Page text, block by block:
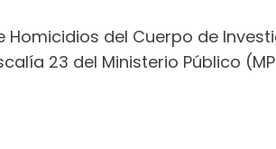
del Cuerpo de
23 del Ministerio Público